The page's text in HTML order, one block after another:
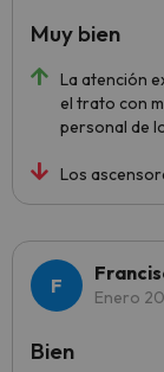
La atención
el trato con
personal de
Los
Muy bien
Enero
Bien